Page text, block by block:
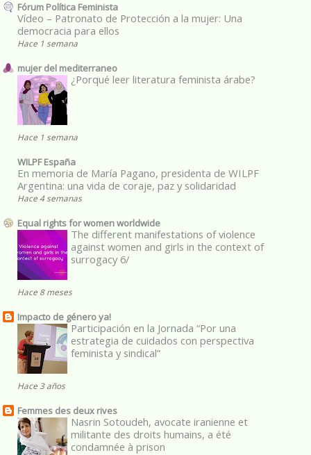
Fórum Política Feminista
Vídeo – Patronato de Protección a la mujer: Una
democracia para ellos
Hace 1 semana
mujer del mediterraneo
¿Porqué leer literatura feminista árabe?
Hace 1 semana
WILPF España
En memoria de María Pagano, presidenta de WILPF
Argentina: una vida de coraje, paz y solidaridad
Hace 4 semanas
Equal rights for women worldwide
The different manifestations of violence
against women and girls in the context of
surrogacy 6/
Hace 8 meses
Impacto de género ya!
Participación en la Jornada “Por una
estrategia de cuidados con perspectiva
feminista y sindical”
Hace 3 años
Femmes des deux rives
Nasrin Sotoudeh, avocate iranienne et
militante des droits humains, a été
condamnée à prison